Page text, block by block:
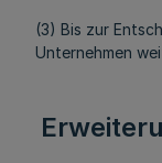
(3) Bis zur
Unternehmen